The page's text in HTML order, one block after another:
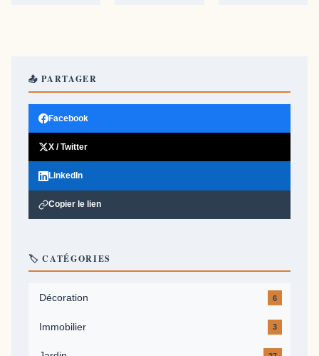
📤 PARTAGER
Facebook
X / Twitter
LinkedIn
Copier le lien
🏷️ CATÉGORIES
Décoration 6
Immobilier 3